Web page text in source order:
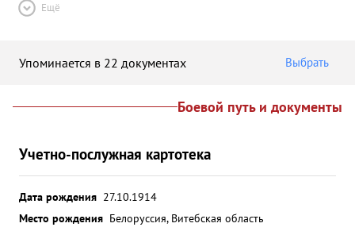
Ещё
Упоминается в 22 документах Выбрать
Боевой путь и документы
Учетно-послужная картотека
Дата рождения 27.10.1914
Место рождения Белоруссия, Витебская область